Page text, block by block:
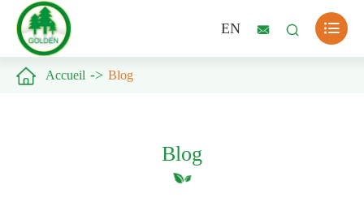
EN   
 Accueil Blog
Blog